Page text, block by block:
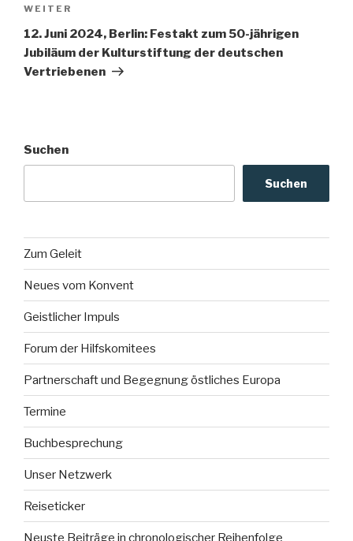
Nächster
Beitrag
WEITER
12. Juni 2024, Berlin: Festakt zum 50-jährigen
Jubiläum der Kulturstiftung der deutschen
Vertriebenen
Suchen
Suchen
Zum Geleit
Neues vom Konvent
Geistlicher Impuls
Forum der Hilfskomitees
Partnerschaft und Begegnung östliches Europa
Termine
Buchbesprechung
Unser Netzwerk
Reiseticker
Neuste Beiträge in chronologischer Reihenfolge